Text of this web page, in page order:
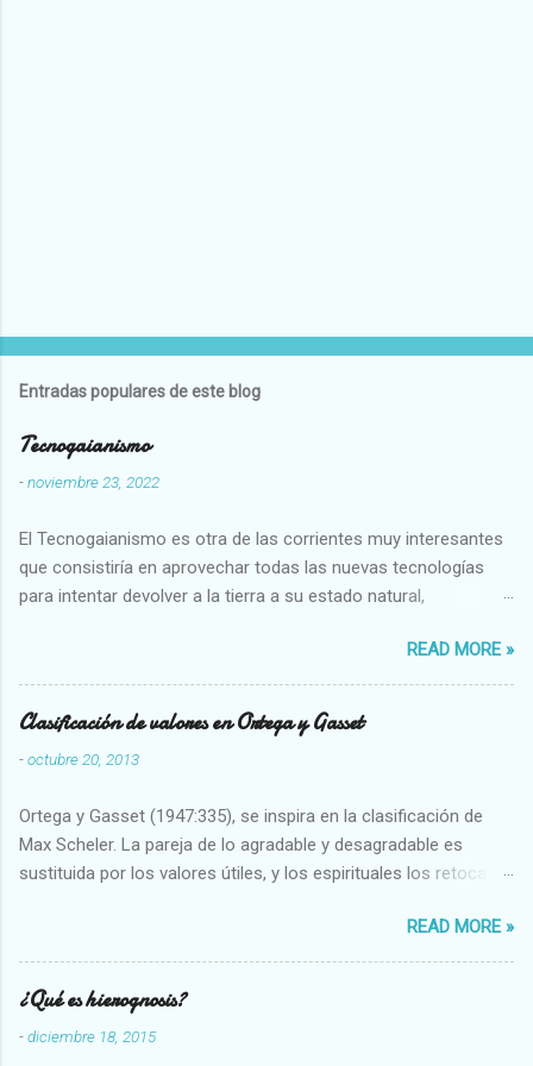
Entradas populares de este blog
Tecnogaianismo
-noviembre 23, 2022
El Tecnogaianismo es otra de las corrientes muy interesantes
que consistiría en aprovechar todas las nuevas tecnologías
para intentar devolver a la tierra a su estado natural,
READ MORE »
Clasificación de valores en Ortega y Gasset
-octubre 20, 2013
Ortega y Gasset (1947:335), se inspira en la clasificación de
Max Scheler. La pareja de lo agradable y desagradable es
sustituida por los valores útiles, y los espirituales los retoca.
Abundante-Escaso,etc 2 VITALES Sano-Enfermo Selecto-
Vulgar Enérgico-Inerte Fuerte-Débil,etc. 3 ESPIRITUALES a)
Intelectuales Conocimiento-Error Exacto-Aproximado
Evidente-Probable,etc b) Morales Bueno-malo Bondadoso-
malvado Justo-Injusto Escrupuloso-Relajado Leal-Desleal,etc.
READ MORE »
¿Qué es hierognosis?
-diciembre 18, 2015